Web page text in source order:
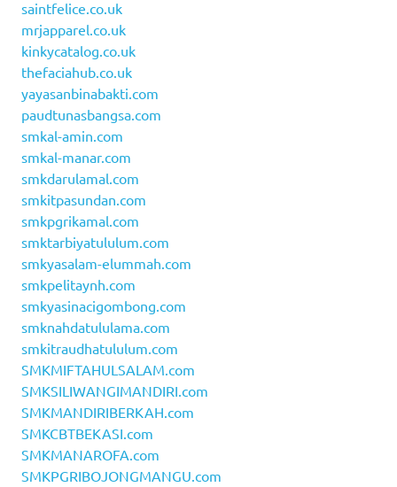
saintfelice.co.uk
mrjapparel.co.uk
kinkycatalog.co.uk
thefaciahub.co.uk
yayasanbinabakti.com
paudtunasbangsa.com
smkal-amin.com
smkal-manar.com
smkdarulamal.com
smkitpasundan.com
smkpgrikamal.com
smktarbiyatululum.com
smkyasalam-elummah.com
smkpelitaynh.com
smkyasinacigombong.com
smknahdatululama.com
smkitraudhatululum.com
SMKMIFTAHULSALAM.com
SMKSILIWANGIMANDIRI.com
SMKMANDIRIBERKAH.com
SMKCBTBEKASI.com
SMKMANAROFA.com
SMKPGRIBOJONGMANGU.com